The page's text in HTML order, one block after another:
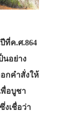
ที่ค.ศ.864
นอย่าง
กคำสั่งให้
พื่อบูชา
งเชื่อว่า